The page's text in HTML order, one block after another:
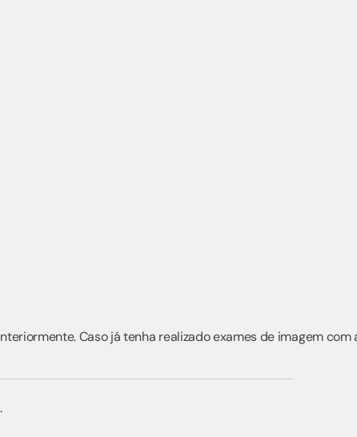
Caso já tenha realizado exames de imagem